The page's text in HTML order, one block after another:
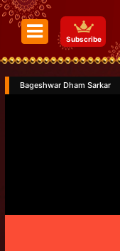
Subscribe
Bageshwar Dham Sarkar